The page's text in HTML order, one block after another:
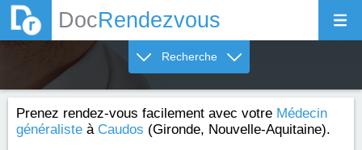
DocRendezvous
Recherche
Prenez rendez-vous facilement avec votre Médecin
généraliste à Caudos (Gironde, Nouvelle-Aquitaine).